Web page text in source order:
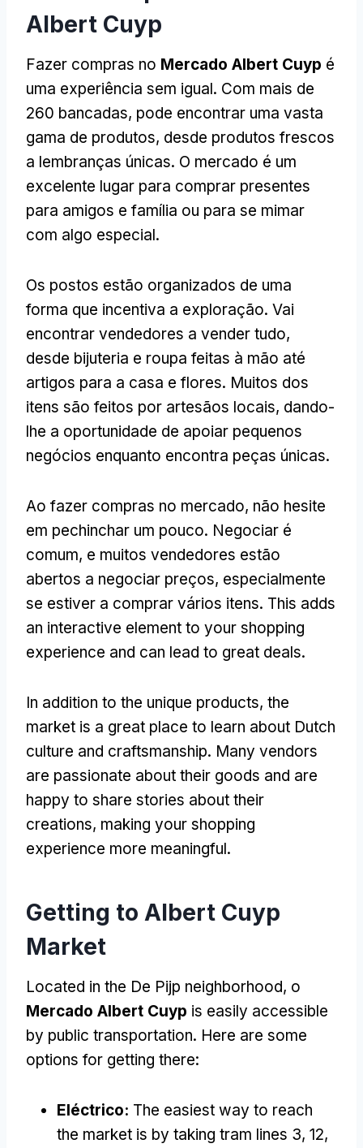
Albert Cuyp
Fazer compras no Mercado Albert Cuyp é
uma experiência sem igual. Com mais de
260 bancadas, pode encontrar uma vasta
gama de produtos, desde produtos frescos
a lembranças únicas. O mercado é um
excelente lugar para comprar presentes
para amigos e família ou para se mimar
com algo especial.
Os postos estão organizados de uma
forma que incentiva a exploração. Vai
encontrar vendedores a vender tudo,
desde bijuteria e roupa feitas à mão até
artigos para a casa e flores. Muitos dos
itens são feitos por artesãos locais, dando-
lhe a oportunidade de apoiar pequenos
negócios enquanto encontra peças únicas.
Ao fazer compras no mercado, não hesite
em pechinchar um pouco. Negociar é
comum, e muitos vendedores estão
abertos a negociar preços, especialmente
se estiver a comprar vários itens. This adds
an interactive element to your shopping
experience and can lead to great deals.
In addition to the unique products, the
market is a great place to learn about Dutch
culture and craftsmanship. Many vendors
are passionate about their goods and are
happy to share stories about their
creations, making your shopping
experience more meaningful.
Getting to Albert Cuyp
Market
Located in the De Pijp neighborhood, o
Mercado Albert Cuyp is easily accessible
by public transportation. Here are some
options for getting there:
Eléctrico: The easiest way to reach
the market is by taking tram lines 3, 12,